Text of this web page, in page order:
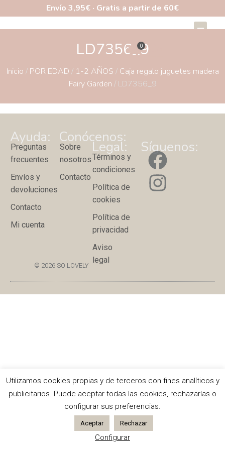
Envío 3,95€ · Gratis a partir de 60€
LD7356_9
Inicio / POR EDAD / 1-2 AÑOS / Caja regalo juguetes madera
Fairy Garden / LD7356_9
Ayuda:
Preguntas
frecuentes
Envíos y
devoluciones
Contacto
Mi cuenta
Conócenos:
Sobre
nosotros
Contacto
Legal:
Términos y
condiciones
Política de
cookies
Política de
privacidad
Aviso
legal
Síguenos:
© 2026 SO LOVELY
Utilizamos cookies propias y de terceros con fines analíticos y
publicitarios. Puede aceptar todas las cookies, rechazarlas o
configurar sus preferencias.
Aceptar Rechazar
Configurar